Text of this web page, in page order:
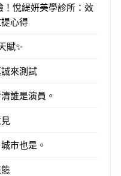
！悅緹妍美學診所：效
心得
賦✨
來測試
誰是演員。
市也是。